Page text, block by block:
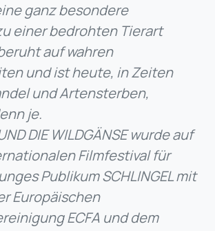
ganz besondere
einer bedrohten Tierart
auf wahren
und ist heute, in Zeiten
und Artensterben,
je.
DIE WILDGÄNSE wurde auf
Filmfestival für
Publikum SCHLINGEL mit
Europäischen
ECFA und dem